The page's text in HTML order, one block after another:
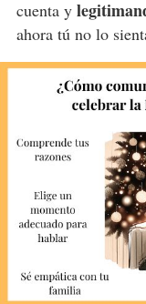
cuenta y
ahora tú no lo